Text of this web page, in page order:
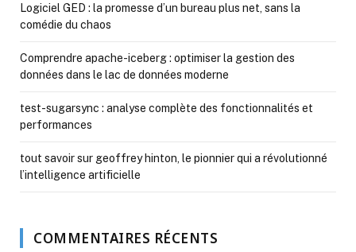
Logiciel GED : la promesse d’un bureau plus net, sans la
comédie du chaos
Comprendre apache-iceberg : optimiser la gestion des
données dans le lac de données moderne
test-sugarsync : analyse complète des fonctionnalités et
performances
tout savoir sur geoffrey hinton, le pionnier qui a révolutionné
l’intelligence artificielle
COMMENTAIRES RÉCENTS